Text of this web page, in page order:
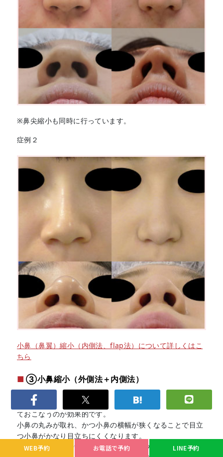
※鼻尖縮小も同時に行っています。
症例２
小鼻（鼻翼）縮小（内側法、flap法）について詳しくはこ
ちら
③小鼻縮小（外側法＋内側法）
小鼻の幅が広く、同時に小鼻の丸みが強く外に張り出して
いるタイプの方では、 上記の外側法と内側法を組み合わせ
ておこなうのが効果的です。
小鼻の丸みが取れ、かつ小鼻の横幅が狭くなることで目立
つ小鼻がかなり目立ちにくくなります。
また、効果が出やすくなるだけでなく、外側と内側の小鼻
WEB予約 お電話で予約 LINE予約